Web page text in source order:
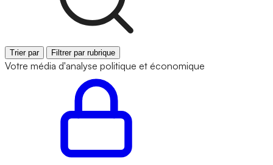
Trier par Filtrer par rubrique
Votre média d'analyse politique et économique